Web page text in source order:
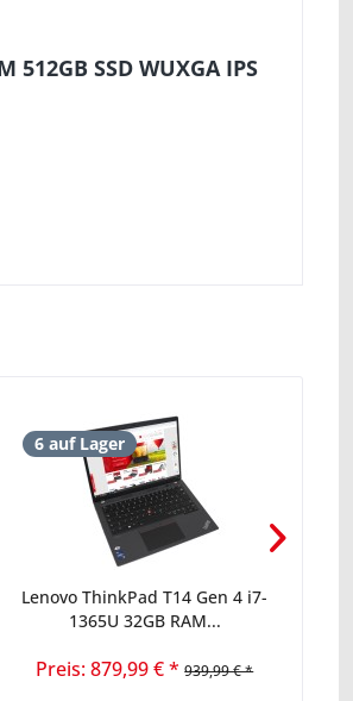
SSD WUXGA IPS
6 auf Lager
Lenovo ThinkPad T14 Gen 4 i7-
1365U 32GB RAM...
Preis: 879,99 € * 939,99 € *